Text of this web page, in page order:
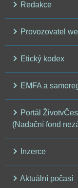
Redakce
Provozovatel
Etický kodex
EMFA a
Portál
(Nadační fond
Inzerce
Aktuální počasí